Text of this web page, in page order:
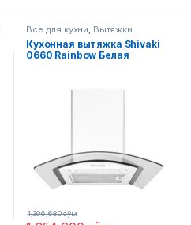
Все для кухни, Вытяжки
Кухонная вытяжка Shivaki
0660 Rainbow Белая
1,396,680сўм